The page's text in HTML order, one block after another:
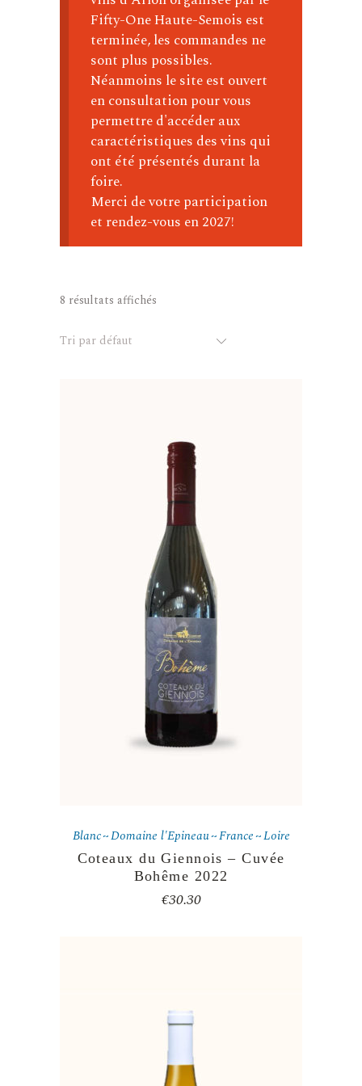
Fifty-One Haute-Semois est
terminée, les commandes ne
sont plus possibles.
Néanmoins le site est ouvert
en consultation pour vous
permettre d'accéder aux
caractéristiques des vins qui
ont été présentés durant la
foire.
Merci de votre participation
et rendez-vous en 2027!
8 résultats affichés
Tri par défaut
Blanc Domaine l'Epineau France Loire
Coteaux du Giennois – Cuvée
Bohême 2022
€30.30